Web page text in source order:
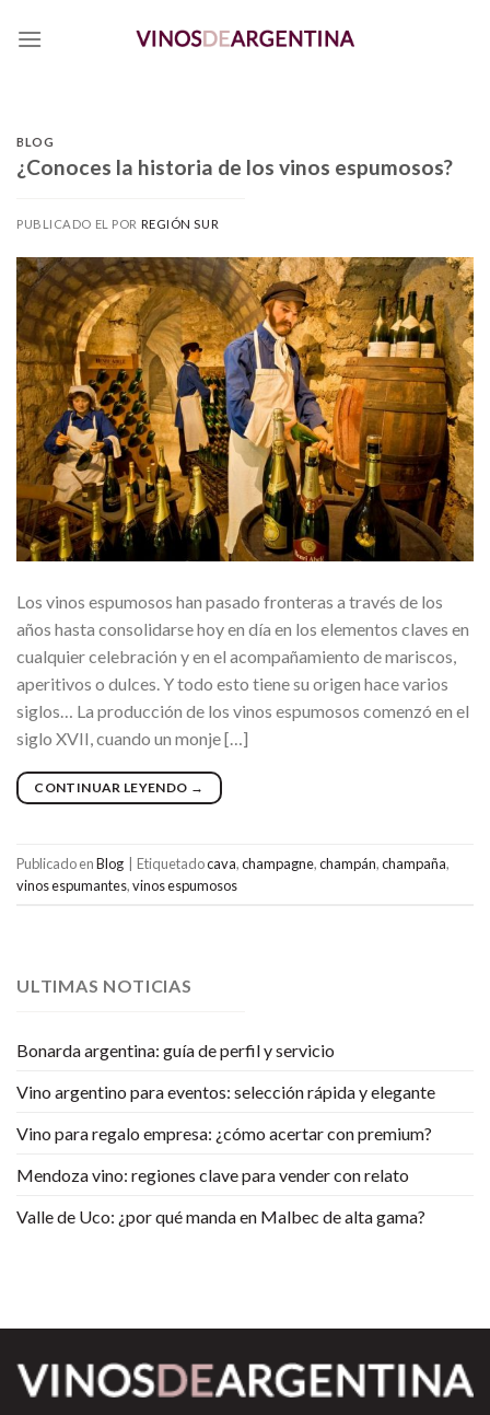
BLOG
¿Conoces la historia de los vinos espumosos?
PUBLICADO EL POR REGIÓN SUR
Los vinos espumosos han pasado fronteras a través de los
años hasta consolidarse hoy en día en los elementos claves en
cualquier celebración y en el acompañamiento de mariscos,
aperitivos o dulces. Y todo esto tiene su origen hace varios
siglos… La producción de los vinos espumosos comenzó en el
siglo XVII, cuando un monje […]
CONTINUAR LEYENDO →
Publicado enBlog Etiquetadocava,champagne,champán,champaña,
vinos espumantes,vinos espumosos
ULTIMAS NOTICIAS
Bonarda argentina: guía de perfil y servicio
Vino argentino para eventos: selección rápida y elegante
Vino para regalo empresa: ¿cómo acertar con premium?
Mendoza vino: regiones clave para vender con relato
Valle de Uco: ¿por qué manda en Malbec de alta gama?